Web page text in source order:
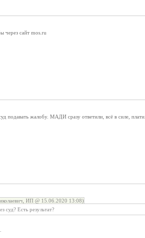
через сайт mos.ru
подавать жалобу. МАДИ сразу ответили, всё в силе, плати.
ИП @ 15.06.2020 13:08)
суд? Есть результат?